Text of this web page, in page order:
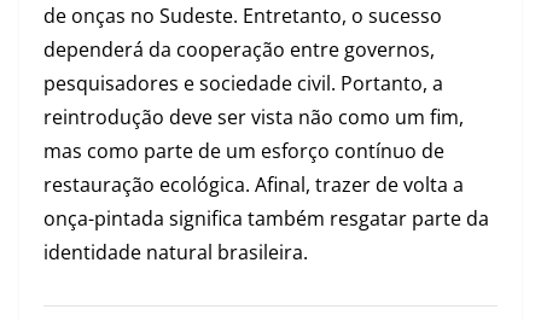
de onças no Sudeste. Entretanto, o sucesso
dependerá da cooperação entre governos,
pesquisadores e sociedade civil. Portanto, a
reintrodução deve ser vista não como um fim,
mas como parte de um esforço contínuo de
restauração ecológica. Afinal, trazer de volta a
onça-pintada significa também resgatar parte da
identidade natural brasileira.